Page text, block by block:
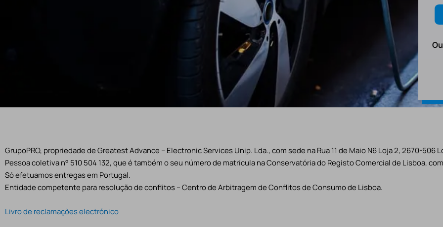
GrupoPRO, propriedade de Greatest Advance – Electronic Services Unip. Lda., com sede na Rua 11 de Maio N6 Loja 2, 2670-506
Pessoa coletiva n° 510 504 132, que é também o seu número de matrícula na Conservatória do Registo Comercial de Lisboa,
Só efetuamos entregas em Portugal.
Entidade competente para resolução de conflitos – Centro de Arbitragem de Conflitos de Consumo de Lisboa.
Livro de reclamações electrónico